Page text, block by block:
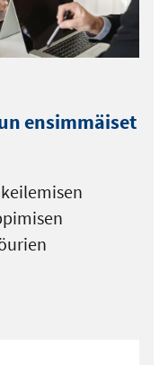
ensimmäiset